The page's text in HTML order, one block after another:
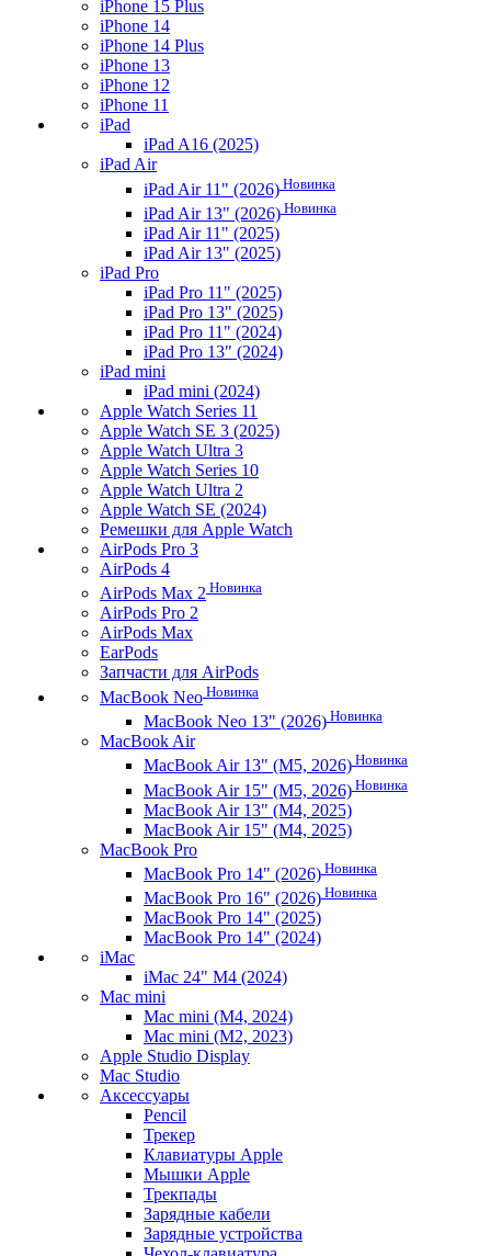
iPhone 15 Plus
iPhone 14
iPhone 14 Plus
iPhone 13
iPhone 12
iPhone 11
iPad
iPad A16 (2025)
iPad Air
iPad Air 11" (2026) Новинка
iPad Air 13" (2026) Новинка
iPad Air 11" (2025)
iPad Air 13" (2025)
iPad Pro
iPad Pro 11" (2025)
iPad Pro 13" (2025)
iPad Pro 11" (2024)
iPad Pro 13" (2024)
iPad mini
iPad mini (2024)
Apple Watch Series 11
Apple Watch SE 3 (2025)
Apple Watch Ultra 3
Apple Watch Series 10
Apple Watch Ultra 2
Apple Watch SE (2024)
Ремешки для Apple Watch
AirPods Pro 3
AirPods 4
AirPods Max 2 Новинка
AirPods Pro 2
AirPods Max
EarPods
Запчасти для AirPods
MacBook Neo Новинка
MacBook Neo 13" (2026) Новинка
MacBook Air
MacBook Air 13" (M5, 2026) Новинка
MacBook Air 15" (M5, 2026) Новинка
MacBook Air 13" (M4, 2025)
MacBook Air 15" (M4, 2025)
MacBook Pro
MacBook Pro 14" (2026) Новинка
MacBook Pro 16" (2026) Новинка
MacBook Pro 14" (2025)
MacBook Pro 14" (2024)
iMac
iMac 24" M4 (2024)
Mac mini
Mac mini (M4, 2024)
Mac mini (M2, 2023)
Apple Studio Display
Mac Studio
Аксессуары
Pencil
Трекер
Клавиатуры Apple
Мышки Apple
Трекпады
Зарядные кабели
Зарядные устройства